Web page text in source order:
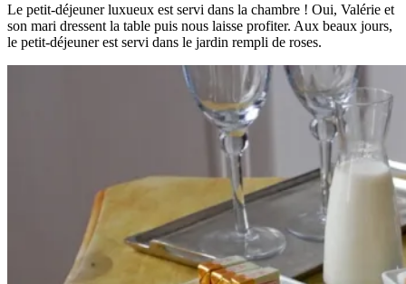
Le petit-déjeuner luxueux est servi dans la chambre ! Oui, Valérie et
son mari dressent la table puis nous laisse profiter. Aux beaux jours,
le petit-déjeuner est servi dans le jardin rempli de roses.